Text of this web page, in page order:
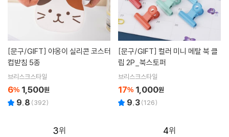
[문구/GIFT]
컵받침 5종
브리스크스타일
6% 1,500원
9.8 (392)
[문구/GIFT]
립 2P_북스토퍼
브리스크스타일
17% 1,000원
9.3(126)
3 4